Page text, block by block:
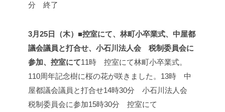
分 終了
3月25日（木）■控室にて、林町小卒業式、中屋都
議会議員と打合せ、小石川法人会 税制委員会に
参加、控室にて11時 控室にて林町小卒業式。
110周年記念樹に桜の花が咲きました。 13時 中
屋都議会議員と打合せ14時30分 小石川法人会
税制委員会に参加15時30分 控室にて